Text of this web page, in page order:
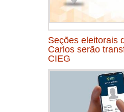
Seções eleitorais
Carlos serão
CIEG